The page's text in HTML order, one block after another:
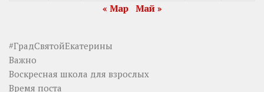
« Мар
Май »
#ГрадСвятойЕкатерины
Важно
Воскресная школа для взрослых
Время поста